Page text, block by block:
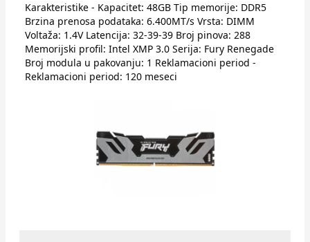
Karakteristike - Kapacitet: 48GB Tip memorije: DDR5
Brzina prenosa podataka: 6.400MT/s Vrsta: DIMM
Voltaža: 1.4V Latencija: 32-39-39 Broj pinova: 288
Memorijski profil: Intel XMP 3.0 Serija: Fury Renegade
Broj modula u pakovanju: 1 Reklamacioni period -
Reklamacioni period: 120 meseci